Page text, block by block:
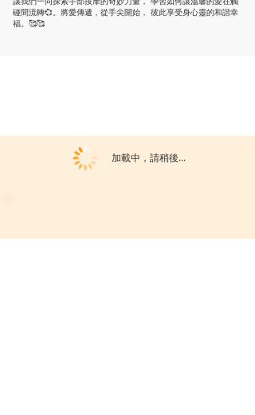
碰間流轉💞。將愛傳遞，從手尖開始， 彼此享受身心靈的和諧幸
福。🥰🥰
加載中，請稍後...